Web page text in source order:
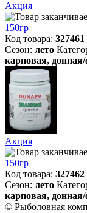
Акция
150гр
Код товара: 327461
Сезон: лето
карповая,
Акция
150гр
Код товара: 327462
Сезон: лето
карповая,
© Рыболовная